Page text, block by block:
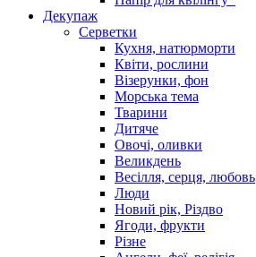
Декупаж
Серветки
Кухня, натюрморти
Квіти, рослини
Візерунки, фон
Морська тема
Тварини
Дитяче
Овочі, оливки
Великдень
Весілля, серця, любовь
Люди
Новий рік, Різдво
Ягоди, фрукти
Різне